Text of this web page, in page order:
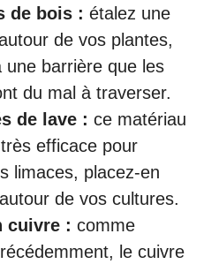
de bois : étalez une
de vos plantes,
une barrière que les
du mal à traverser.
de lave : ce matériau
efficace pour
limaces, placez-en
de vos cultures.
cuivre : comme
le cuivre